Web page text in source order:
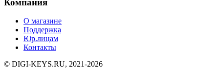
О магазине
Поддержка
Юр.лицам
Контакты
© DIGI-KEYS.RU, 2021-2026